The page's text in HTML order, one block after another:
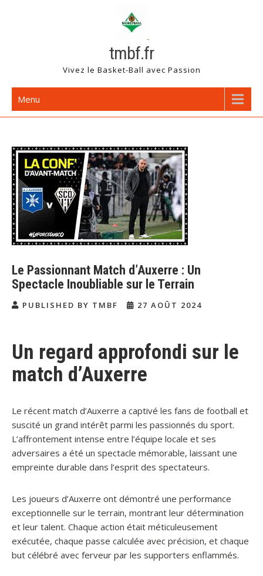
tmbf.fr
Vivez le Basket-Ball avec Passion
Menu
Le Passionnant Match d’Auxerre : Un
Spectacle Inoubliable sur le Terrain
PUBLISHED BY TMBF 27 AOÛT 2024
Un regard approfondi sur le
match d’Auxerre
Le récent match d’Auxerre a captivé les fans de football et
suscité un grand intérêt parmi les passionnés du sport.
L’affrontement intense entre l’équipe locale et ses
adversaires a été un spectacle mémorable, laissant une
empreinte durable dans l’esprit des spectateurs.
Les joueurs d’Auxerre ont démontré une performance
exceptionnelle sur le terrain, montrant leur détermination
et leur talent. Chaque action était méticuleusement
exécutée, chaque passe calculée avec précision, et chaque
but célébré avec ferveur par les supporters enflammés.